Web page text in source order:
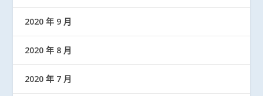
2020 年 9 月
2020 年 8 月
2020 年 7 月